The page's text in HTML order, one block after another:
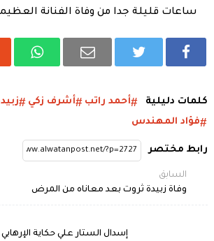
ساعات قليلة جدا من وفاة الفنانة
كلمات دليلية أحمد راتب أشرف زكي
فؤاد المهندس
رابط مختصر
السابق
وفاة زبيدة ثروت بعد معاناه من المرض
إسدال الستار علي حكاية